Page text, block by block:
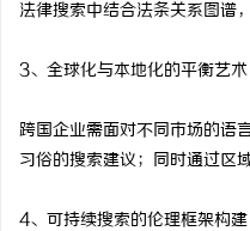
法律搜索中结合法条关系图谱
3、全球化与本地化的平衡艺术
跨国企业需面对不同市场的语
习俗的搜索建议；同时通过区
4、可持续搜索的伦理框架构建